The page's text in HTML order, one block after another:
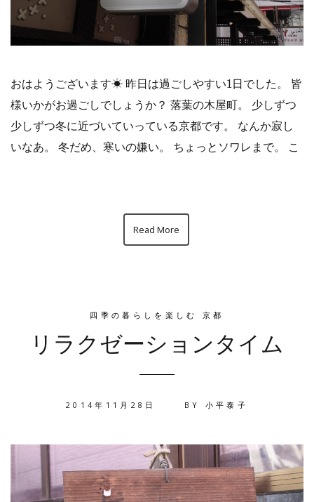
おはようございます☀︎ 昨日は過ごしやすい1日でした。 皆
様いかがお過ごしでしょうか？ 落葉の木屋町。 少しずつ
少しずつ冬に近づいていっている京都です。 なんか寂し
いなあ。 冬だめ、寒いの嫌い。 ちょっとソワレまで。 こ
Read More
四季の暮らしを楽しむ 京都
リラクゼーションタイム
2014年11月28日 BY 小平泰子